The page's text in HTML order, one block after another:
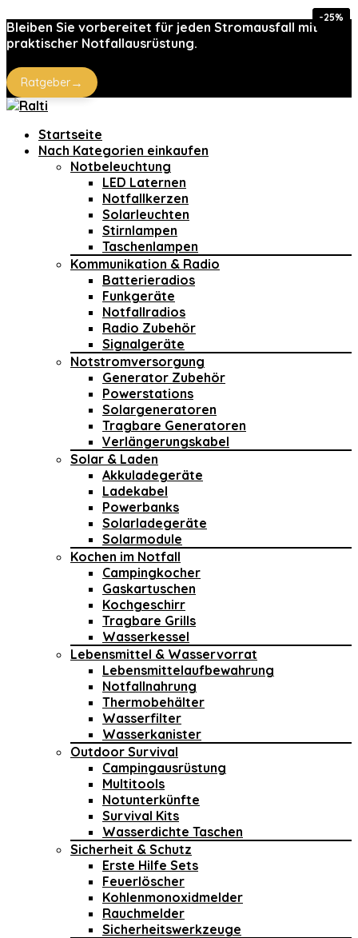
Bleiben Sie vorbereitet für jeden Stromausfall mit
praktischer Notfallausrüstung.
Ratgeber→
Startseite
Nach Kategorien einkaufen
Notbeleuchtung
LED Laternen
Notfallkerzen
Solarleuchten
Stirnlampen
Taschenlampen
Kommunikation & Radio
Batterieradios
Funkgeräte
Notfallradios
Radio Zubehör
Signalgeräte
Notstromversorgung
Generator Zubehör
Powerstations
Solargeneratoren
Tragbare Generatoren
Verlängerungskabel
Solar & Laden
Akkuladegeräte
Ladekabel
Powerbanks
Solarladegeräte
Solarmodule
Kochen im Notfall
Campingkocher
Gaskartuschen
Kochgeschirr
Tragbare Grills
Wasserkessel
Lebensmittel & Wasservorrat
Lebensmittelaufbewahrung
Notfallnahrung
Thermobehälter
Wasserfilter
Wasserkanister
Outdoor Survival
Campingausrüstung
Multitools
Notunterkünfte
Survival Kits
Wasserdichte Taschen
Sicherheit & Schutz
Erste Hilfe Sets
Feuerlöscher
Kohlenmonoxidmelder
Rauchmelder
Sicherheitswerkzeuge
-18%
-15%
-26%
-25%